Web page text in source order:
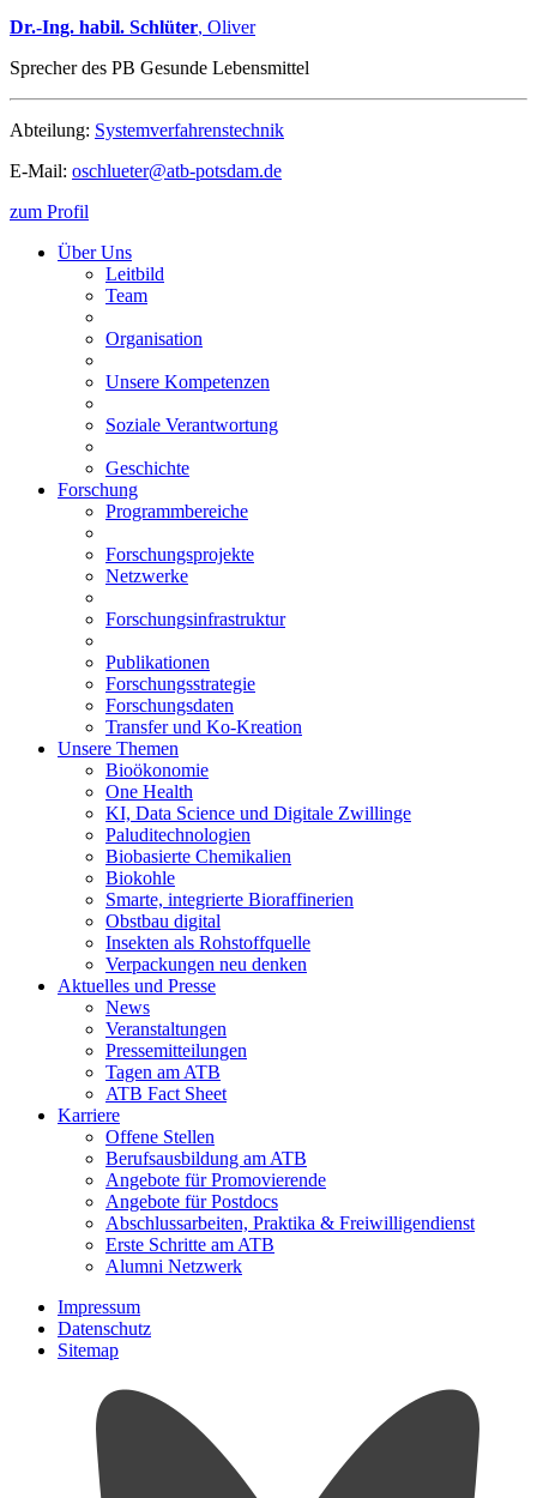
Dr.-Ing. habil. Schlüter, Oliver
Sprecher des PB Gesunde Lebensmittel
Abteilung: Systemverfahrenstechnik
E-Mail: oschlueter@atb-potsdam.de
zum Profil
Über Uns
Leitbild
Team
Organisation
Unsere Kompetenzen
Soziale Verantwortung
Geschichte
Forschung
Programmbereiche
Forschungsprojekte
Netzwerke
Forschungsinfrastruktur
Publikationen
Forschungsstrategie
Forschungsdaten
Transfer und Ko-Kreation
Unsere Themen
Bioökonomie
One Health
KI, Data Science und Digitale Zwillinge
Paluditechnologien
Biobasierte Chemikalien
Biokohle
Smarte, integrierte Bioraffinerien
Obstbau digital
Insekten als Rohstoffquelle
Verpackungen neu denken
Aktuelles und Presse
News
Veranstaltungen
Pressemitteilungen
Tagen am ATB
ATB Fact Sheet
Karriere
Offene Stellen
Berufsausbildung am ATB
Angebote für Promovierende
Angebote für Postdocs
Abschlussarbeiten, Praktika & Freiwilligendienst
Erste Schritte am ATB
Alumni Netzwerk
Impressum
Datenschutz
Sitemap